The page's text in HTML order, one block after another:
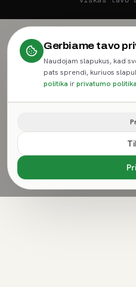
Gerbiame tavo
Naudojam slapukus, kad
pats sprendi, kuriuos
politika irprivatumo politika